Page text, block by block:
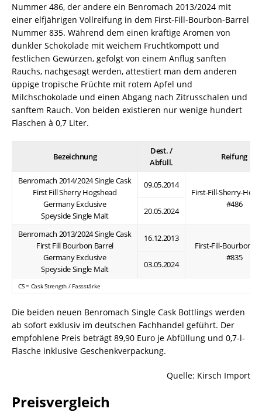
Nummer 486, der andere ein Benromach 2013/2024 mit
einer elfjährigen Vollreifung in dem First-Fill-Bourbon-Barrel
Nummer 835. Während dem einen kräftige Aromen von
dunkler Schokolade mit weichem Fruchtkompott und
festlichen Gewürzen, gefolgt von einem Anflug sanften
Rauchs, nachgesagt werden, attestiert man dem anderen
üppige tropische Früchte mit rotem Apfel und
Milchschokolade und einen Abgang nach Zitrusschalen und
sanftem Rauch. Von beiden existieren nur wenige hundert
Flaschen à 0,7 Liter.
Bezeichnung
Dest. /
Abfüll.
Reifung
Benromach 2014/2024 Single Cask
First Fill Sherry Hogshead
Germany Exclusive
Speyside Single Malt
09.05.2014
First-Fill-Sherry-
#486
20.05.2024
Benromach 2013/2024 Single Cask
First Fill Bourbon Barrel
Germany Exclusive
Speyside Single Malt
16.12.2013
First-Fill-Bourbon-
#835
03.05.2024
CS = Cask Strength / Fassstärke
Die beiden neuen Benromach Single Cask Bottlings werden
ab sofort exklusiv im deutschen Fachhandel geführt. Der
empfohlene Preis beträgt 89,90 Euro je Abfüllung und 0,7-l-
Flasche inklusive Geschenkverpackung.
Quelle: Kirsch Import
Preisvergleich